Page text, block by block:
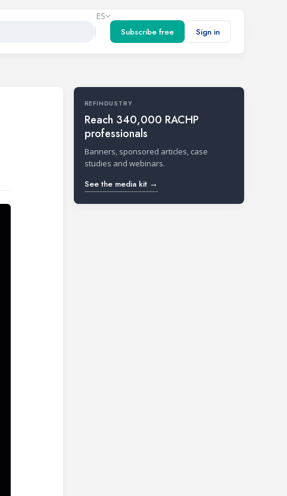
ES
Subscribe free
Sign in
REFINDUSTRY
Reach 340,000 RACHP
professionals
Banners, sponsored articles, case
studies and webinars.
See the media kit →